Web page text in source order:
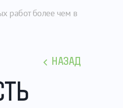
работ более чем в
НАЗАД